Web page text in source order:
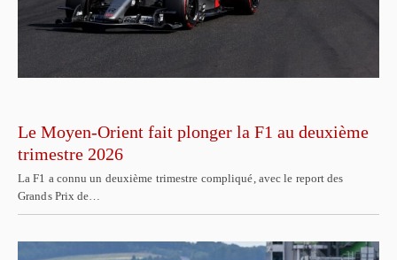
Le Moyen-Orient fait plonger la F1 au deuxième
trimestre 2026
La F1 a connu un deuxième trimestre compliqué, avec le report des
Grands Prix de…